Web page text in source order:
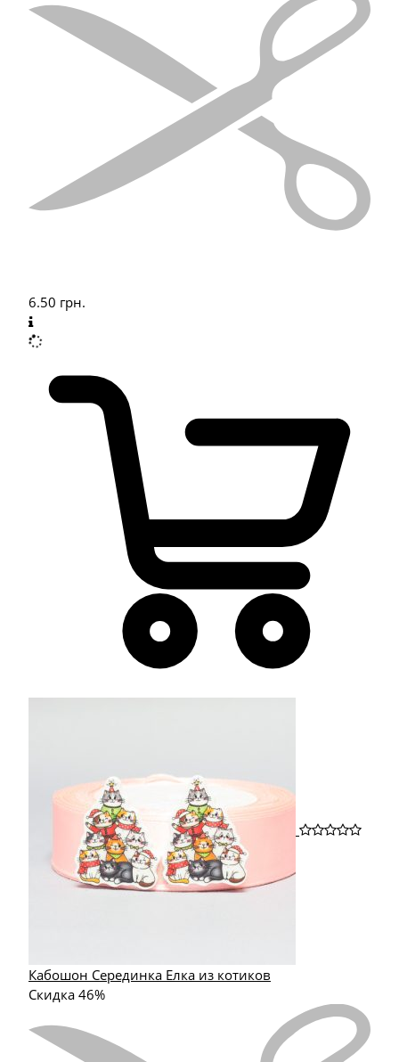
6.50 грн.
Кабошон Серединка Елка из котиков
Скидка 46%